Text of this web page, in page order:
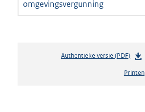
omgevingsvergunning
Authentieke versie (PDF)b
s
Printen